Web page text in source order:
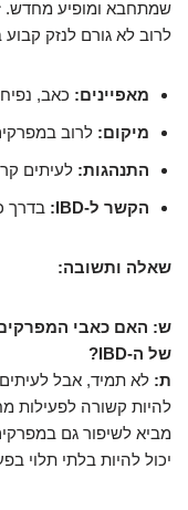
שמתחבא ומופיע מחדש.
לרוב לא גורם לנזק
מאפיינים: כאב,
מיקום: לרוב
התנהגות: לעיתים
הקשר ל-IBD:
בדרך
שאלה ותשובה:
ש: האם כאבי
של ה-IBD?
ת: לא תמיד, אבל
להיות קשורה לפעילות
מביא לשיפור גם
יכול להיות בלתי תלוי